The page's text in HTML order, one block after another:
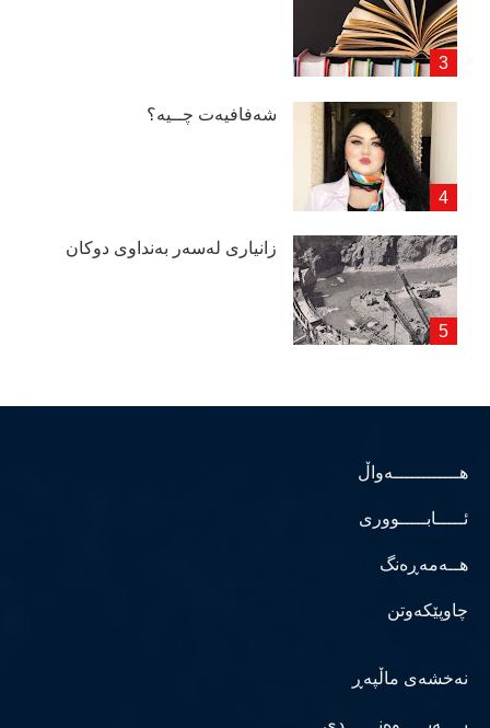
شەفافیەت چــیە؟
زانیاری لەسەر بەنداوی دوكان
هــــــــــــەواڵ
ئـــــابـــــووری
هــەمەڕەنگ
چاوپێکەوتن
نەخشەی ماڵپەڕ